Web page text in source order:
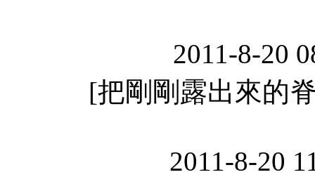
2011-8-20
[把剛剛露出來的
2011-8-20